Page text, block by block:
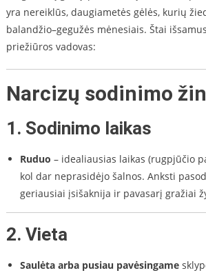
yra nereiklūs, daugiametės gėlės, kurių
balandžio–gegužės mėnesiais. Štai
priežiūros vadovas:
Narcizų sodinimo
1. Sodinimo laikas
Ruduo – idealiausias laikas (rugpjūčio
kol dar neprasidėjo šalnos. Anksti
geriausiai įsišaknija ir pavasarį gražiai
2. Vieta
Saulėta arba pusiau pavėsingame